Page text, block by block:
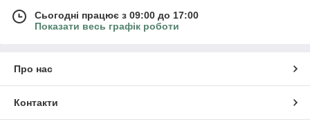
Сьогодні працює з 09:00 до 17:00
Показати весь графік роботи
Про нас
Контакти